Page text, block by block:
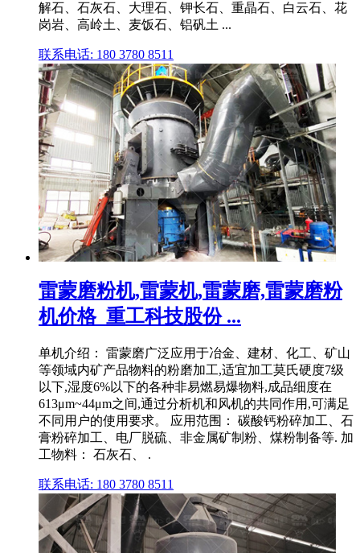
解石、石灰石、大理石、钾长石、重晶石、白云石、花
岗岩、高岭土、麦饭石、铝矾土 ...
联系电话: 180 3780 8511
雷蒙磨粉机,雷蒙机,雷蒙磨,雷蒙磨粉
机价格_重工科技股份 ...
单机介绍： 雷蒙磨广泛应用于冶金、建材、化工、矿山
等领域内矿产品物料的粉磨加工,适宜加工莫氏硬度7级
以下,湿度6%以下的各种非易燃易爆物料,成品细度在
613μm~44μm之间,通过分析机和风机的共同作用,可满足
不同用户的使用要求。 应用范围： 碳酸钙粉碎加工、石
膏粉碎加工、电厂脱硫、非金属矿制粉、煤粉制备等. 加
工物料： 石灰石、 .
联系电话: 180 3780 8511